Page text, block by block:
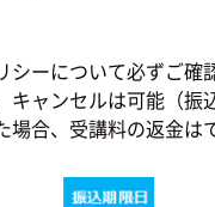
ーについて必ずご確
ャンセルは可能（振
合、受講料の返金は